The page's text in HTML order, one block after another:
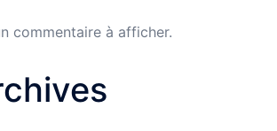
commentaire à afficher.